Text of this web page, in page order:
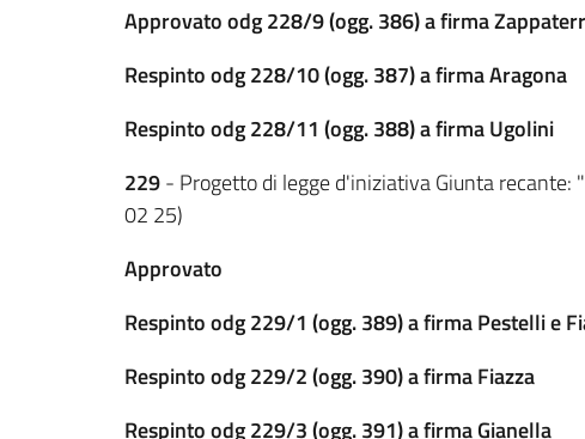
Approvato odg 228/9 (ogg. 386) a firma
Respinto odg 228/10 (ogg. 387) a firma Aragona
Respinto odg 228/11 (ogg. 388) a firma Ugolini
229- Progetto di legge d'iniziativa Giunta
02 25)
Approvato
Respinto odg 229/1 (ogg. 389) a firma Pestelli e
Respinto odg 229/2 (ogg. 390) a firma Fiazza
Respinto odg 229/3 (ogg. 391) a firma Gianella